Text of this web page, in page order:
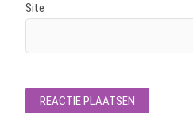
Site